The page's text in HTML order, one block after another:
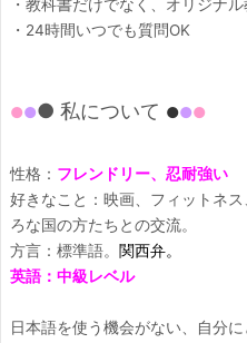
・教科書だけでなく、オリジナ
・24時間いつでも質問OK
●●● 私について ●●●
性格： フレンドリー、忍耐強い
好きなこと：映画、フィットネ
ろな国の方たちとの交流。
方言：標準語。 関西弁。
英語：中級レベル
日本語を使う機会がない、自分